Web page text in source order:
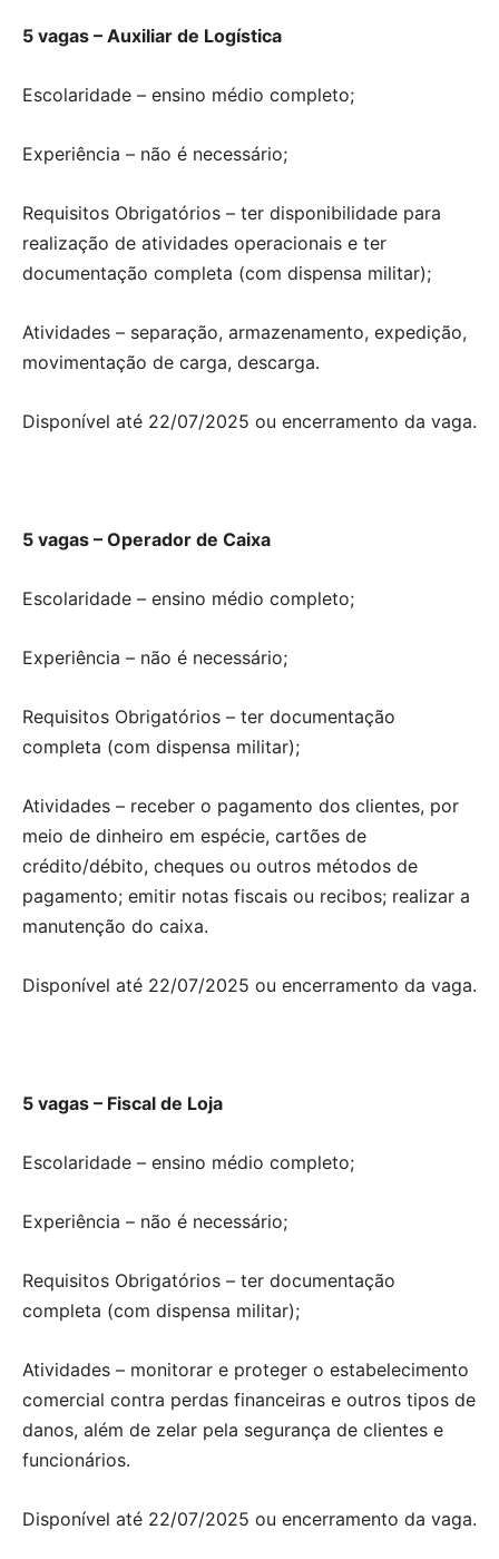
5 vagas – Auxiliar de Logística
Escolaridade – ensino médio completo;
Experiência – não é necessário;
Requisitos Obrigatórios – ter disponibilidade para
realização de atividades operacionais e ter
documentação completa (com dispensa militar);
Atividades – separação, armazenamento, expedição,
movimentação de carga, descarga.
Disponível até 22/07/2025 ou encerramento da vaga.
5 vagas – Operador de Caixa
Escolaridade – ensino médio completo;
Experiência – não é necessário;
Requisitos Obrigatórios – ter documentação
completa (com dispensa militar);
Atividades – receber o pagamento dos clientes, por
meio de dinheiro em espécie, cartões de
crédito/débito, cheques ou outros métodos de
pagamento; emitir notas fiscais ou recibos; realizar a
manutenção do caixa.
Disponível até 22/07/2025 ou encerramento da vaga.
5 vagas – Fiscal de Loja
Escolaridade – ensino médio completo;
Experiência – não é necessário;
Requisitos Obrigatórios – ter documentação
completa (com dispensa militar);
Atividades – monitorar e proteger o estabelecimento
comercial contra perdas financeiras e outros tipos de
danos, além de zelar pela segurança de clientes e
funcionários.
Disponível até 22/07/2025 ou encerramento da vaga.